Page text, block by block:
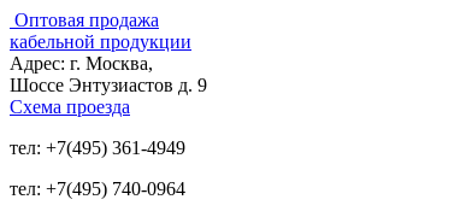
Оптовая продажа
кабельной продукции
Адрес: г. Москва,
Шоссе Энтузиастов д. 9
Схема проезда
тел: +7(495) 361-4949
тел: +7(495) 740-0964